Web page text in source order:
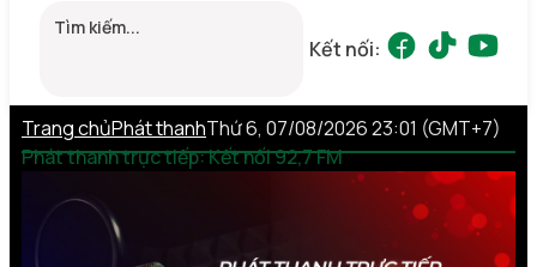
Kết nối:
Trang chủPhát thanh
Phát thanh trực tiếp: Kết nối 92,7 FM
Thứ 6, 07/08/2026 23:01 (GMT+7)